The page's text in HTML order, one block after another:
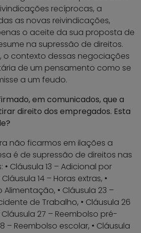
recíprocas, a
as novas reivindicações,
o aceite da sua proposta de
na supressão de direitos.
o contexto dessas negociações
de um pensamento como se
a um feudo.
em comunicados, que a
direito dos empregados. Esta
não ficarmos em ilações a
é de supressão de direitos nas
Cláusula 13 – Adicional por
14 – Horas extras, •
Alimentação, • Cláusula 23 –
de Trabalho, • Cláusula 26
27 – Reembolso pré-
– Reembolso escolar, • Cláusula